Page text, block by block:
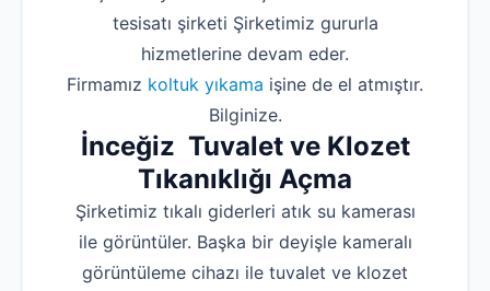
tesisatı şirketi Şirketimiz gururla
hizmetlerine devam eder.
Firmamız koltuk yıkama işine de el atmıştır.
Bilginize.
İnceğiz Tuvalet ve Klozet
Tıkanıklığı Açma
Şirketimiz tıkalı giderleri atık su kamerası
ile görüntüler. Başka bir deyişle kameralı
görüntüleme cihazı ile tuvalet ve klozet